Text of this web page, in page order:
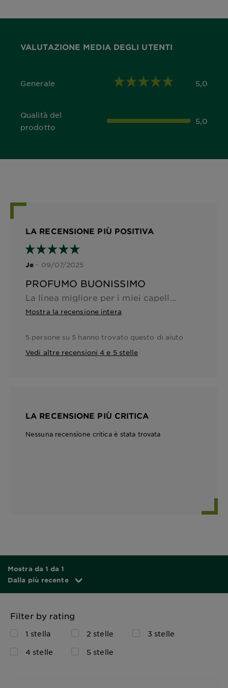
VALUTAZIONE MEDIA DEGLI UTENTI
Generale
5,0 out of 5 stars 5,0
Qualità del
prodotto
5,0 out of 5 stars 5,0
LA RECENSIONE PIÙ POSITIVA
Je - 09/07/2025
PROFUMO BUONISSIMO
Mostra la recensione intera
5 persone su 5 hanno trovato questo di aiuto
Vedi altre recensioni 4 e 5 stelle
LA RECENSIONE PIÙ CRITICA
Nessuna recensione critica è stata trovata
Mostra da 1 da 1
Dalla più recente
Filter by rating
1 stella 2 stelle
3 stelle
4 stelle
5 stelle